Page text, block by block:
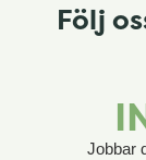
Jobbar
Följ